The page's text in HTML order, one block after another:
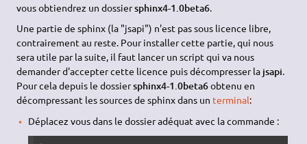
vous obtiendrez un dossiersphinx4-1.0beta6.
Une partie de sphinx (la "jsapi") n'est pas sous licence libre,
contrairement au reste. Pour installer cette partie, qui nous
sera utile par la suite, il faut lancer un script qui va nous
demander d'accepter cette licence puis décompresser la jsapi.
Pour cela depuis le dossiersphinx4-1.0beta6obtenu en
décompressant les sources de sphinx dans un terminal:
Déplacez vous dans le dossier adéquat avec la commande :